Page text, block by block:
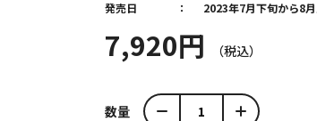
7,920円
発売日
2023年7月下旬から8
数量